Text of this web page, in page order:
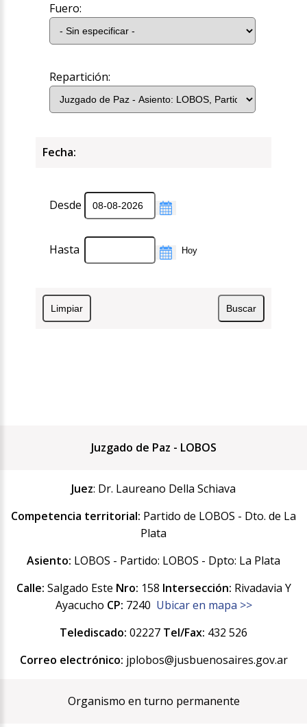
Fuero:
Repartición:
Fecha:
Desde
Hasta
Juzgado de Paz - LOBOS
Juez: Dr. Laureano Della Schiava
Competencia territorial: Partido de LOBOS - Dto. de La
Plata
Asiento: LOBOS - Partido: LOBOS - Dpto: La Plata
Calle: Salgado Este Nro: 158 Intersección: Rivadavia Y
Ayacucho CP: 7240 Ubicar en mapa >>
Telediscado: 02227 Tel/Fax: 432 526
Correo electrónico: jplobos@jusbuenosaires.gov.ar
Organismo en turno permanente